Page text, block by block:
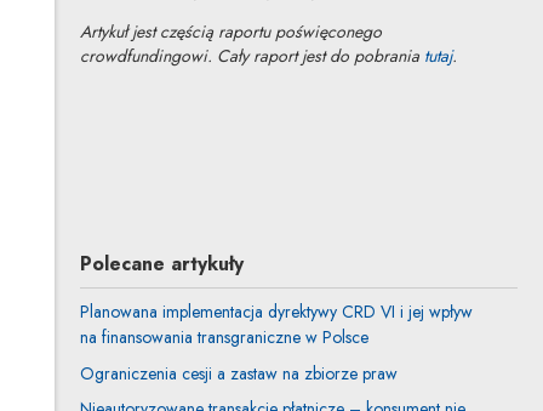
Artykuł jest częścią raportu poświęconego
crowdfundingowi. Cały raport jest do pobrania tutajUwaga, link
.
Polecane artykuły
Planowana implementacja dyrektywy CRD VI i jej wpływ
na finansowania transgraniczne w Polsce
Ograniczenia cesji a zastaw na zbiorze praw